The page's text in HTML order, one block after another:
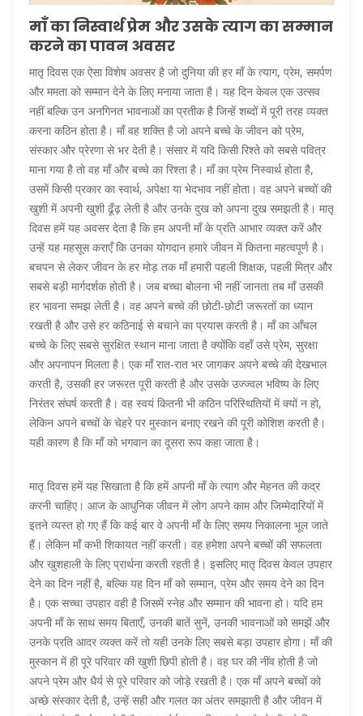
माँ का निस्वार्थ प्रेम और उसके त्याग का सम्मान
करने का पावन अवसर
मातृ दिवस एक ऐसा विशेष अवसर है जो दुनिया की हर माँ के त्याग, प्रेम, समर्पण
और ममता को सम्मान देने के लिए मनाया जाता है। यह दिन केवल एक उत्सव
नहीं बल्कि उन अनगिनत भावनाओं का प्रतीक है जिन्हें शब्दों में पूरी तरह व्यक्त
करना कठिन होता है। माँ वह शक्ति है जो अपने बच्चे के जीवन को प्रेम,
संस्कार और प्रेरणा से भर देती है। संसार में यदि किसी रिश्ते को सबसे पवित्र
माना गया है तो वह माँ और बच्चे का रिश्ता है। माँ का प्रेम निस्वार्थ होता है,
उसमें किसी प्रकार का स्वार्थ, अपेक्षा या भेदभाव नहीं होता। वह अपने बच्चों की
खुशी में अपनी खुशी ढूँढ़ लेती है और उनके दुख को अपना दुख समझती है। मातृ
दिवस हमें यह अवसर देता है कि हम अपनी माँ के प्रति आभार व्यक्त करें और
उन्हें यह महसूस कराएँ कि उनका योगदान हमारे जीवन में कितना महत्वपूर्ण है।
बचपन से लेकर जीवन के हर मोड़ तक माँ हमारी पहली शिक्षक, पहली मित्र और
सबसे बड़ी मार्गदर्शक होती है। जब बच्चा बोलना भी नहीं जानता तब माँ उसकी
हर भावना समझ लेती है। वह अपने बच्चे की छोटी-छोटी जरूरतों का ध्यान
रखती है और उसे हर कठिनाई से बचाने का प्रयास करती है। माँ का आँचल
बच्चे के लिए सबसे सुरक्षित स्थान माना जाता है क्योंकि वहाँ उसे प्रेम, सुरक्षा
और अपनापन मिलता है। एक माँ रात-रात भर जागकर अपने बच्चे की देखभाल
करती है, उसकी हर जरूरत पूरी करती है और उसके उज्ज्वल भविष्य के लिए
निरंतर संघर्ष करती है। वह स्वयं कितनी भी कठिन परिस्थितियों में क्यों न हो,
लेकिन अपने बच्चों के चेहरे पर मुस्कान बनाए रखने की पूरी कोशिश करती है।
यही कारण है कि माँ को भगवान का दूसरा रूप कहा जाता है।
मातृ दिवस हमें यह सिखाता है कि हमें अपनी माँ के त्याग और मेहनत की कद्र
करनी चाहिए। आज के आधुनिक जीवन में लोग अपने काम और जिम्मेदारियों में
इतने व्यस्त हो गए हैं कि कई बार वे अपनी माँ के लिए समय निकालना भूल जाते
हैं। लेकिन माँ कभी शिकायत नहीं करती। वह हमेशा अपने बच्चों की सफलता
और खुशहाली के लिए प्रार्थना करती रहती है। इसलिए मातृ दिवस केवल उपहार
देने का दिन नहीं है, बल्कि यह दिन माँ को सम्मान, प्रेम और समय देने का दिन
है। एक सच्चा उपहार वही है जिसमें स्नेह और सम्मान की भावना हो। यदि हम
अपनी माँ के साथ समय बिताएँ, उनकी बातें सुनें, उनकी भावनाओं को समझें और
उनके प्रति आदर व्यक्त करें तो यही उनके लिए सबसे बड़ा उपहार होगा। माँ की
मुस्कान में ही पूरे परिवार की खुशी छिपी होती है। वह घर की नींव होती है जो
अपने प्रेम और धैर्य से पूरे परिवार को जोड़े रखती है। एक माँ अपने बच्चों को
अच्छे संस्कार देती है, उन्हें सही और गलत का अंतर समझाती है और जीवन में